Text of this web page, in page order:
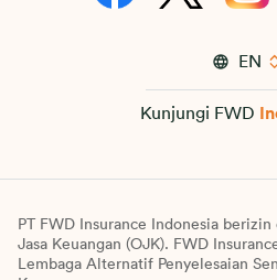
EN
Kunjungi FWD
PT FWD Insurance Indonesia
Jasa Keuangan (OJK). FWD
Lembaga Alternatif Penyelesaian